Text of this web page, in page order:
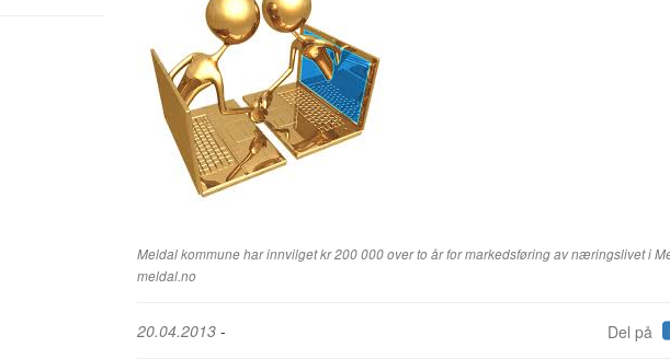
Meldal kommune har innvilget kr 200 000 over to år for markedsføring av næringslivet i
meldal.no
Del på
20.04.2013 -